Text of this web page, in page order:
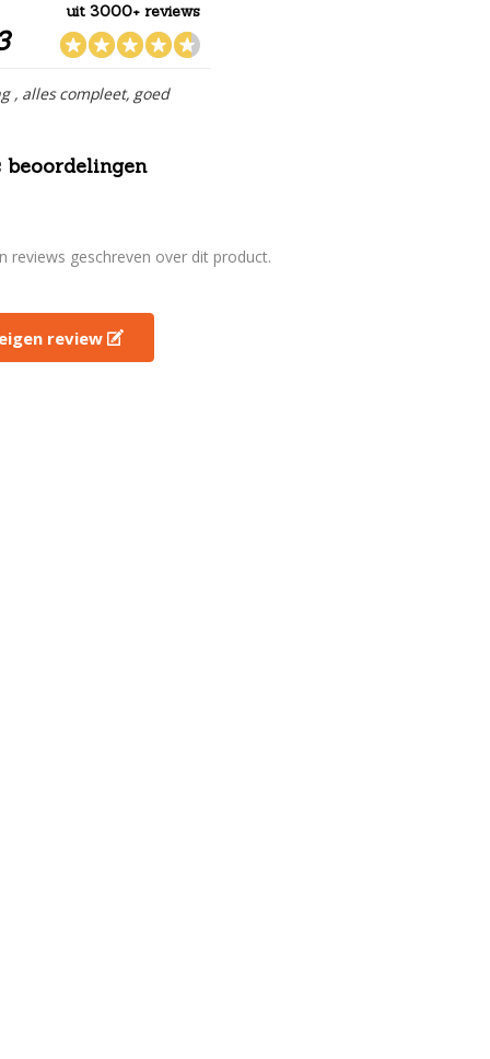
uit 3000+ reviews
, alles compleet, goed
beoordelingen
reviews geschreven over dit product.
review